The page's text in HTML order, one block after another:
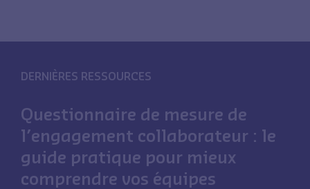
DERNIÈRES RESSOURCES
Questionnaire de mesure de
l’engagement collaborateur : le
guide pratique pour mieux
comprendre vos équipes